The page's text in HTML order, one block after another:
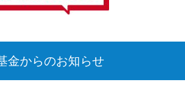
金からのお知らせ